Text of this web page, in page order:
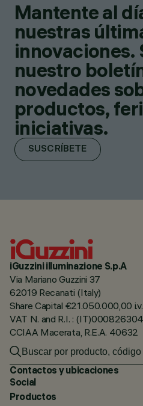
Mantente al
nuestras
innovaciones.
nuestro
novedades
productos,
iniciativas.
SUSCRÍBETE
iGuzzini illuminazione S.p.A
Via Mariano Guzzini 37
62019 Recanati (Italy)
Share Capital €21.050.000,00 i.v.
VAT N. and R.I. :
CCIAA Macerata, R.E.A. 40632
Contactos y ubicaciones
Social
Productos